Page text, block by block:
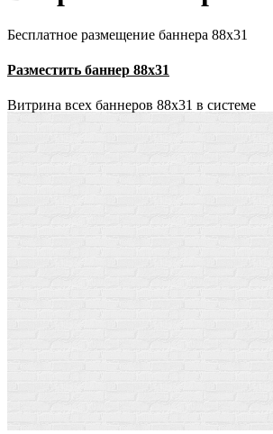
Бесплатное размещение баннера 88х31
Разместить баннер 88х31
Витрина всех баннеров 88x31 в системе